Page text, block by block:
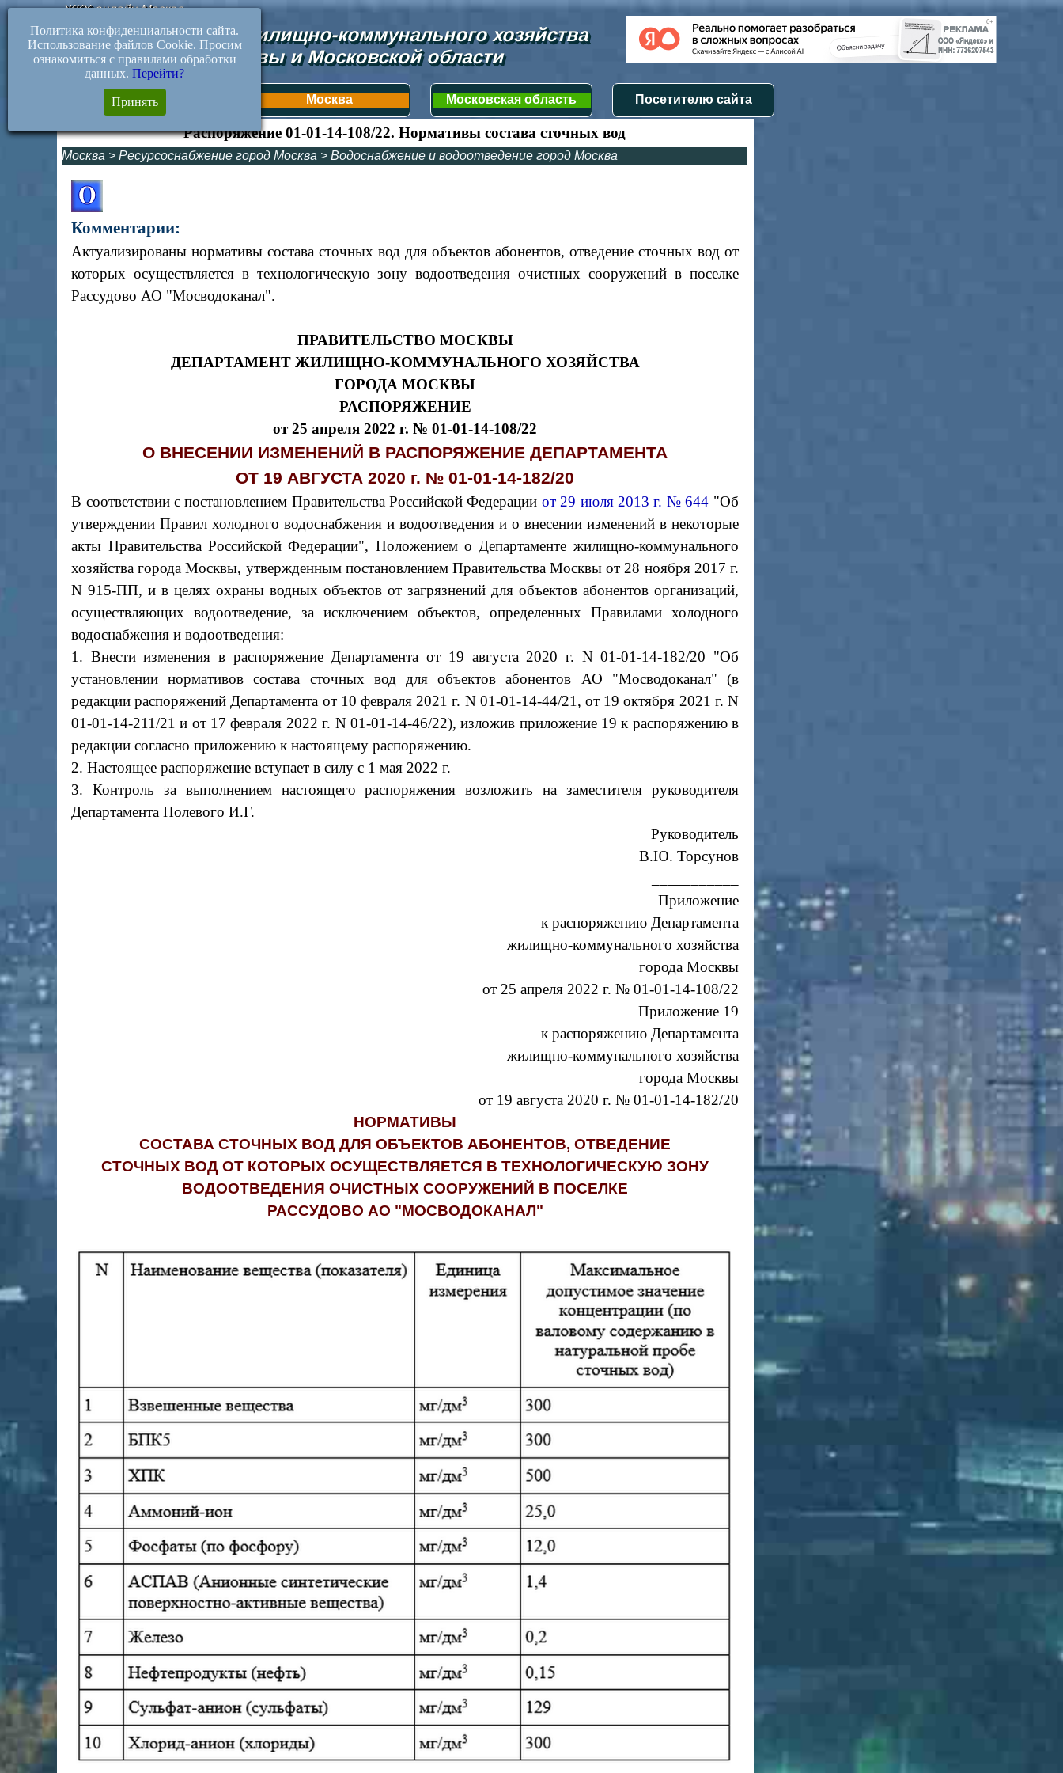
Первая Москва Московская область Посетителю сайта
Документы жилищно-коммунального хозяйства
Москвы и Московской области
ЖКХ-онлайн.Москва
Распоряжение 01-01-14-108/22. Нормативы состава сточных вод
Москва >Ресурсоснабжение город Москва >Водоснабжение и водоотведение город Москва
Комментарии:
Актуализированы нормативы состава сточных вод для объектов абонентов, отведение сточных вод от
которых осуществляется в технологическую зону водоотведения очистных сооружений в поселке
Рассудово АО "Мосводоканал".
ПРАВИТЕЛЬСТВО МОСКВЫ
ДЕПАРТАМЕНТ ЖИЛИЩНО-КОММУНАЛЬНОГО ХОЗЯЙСТВА
ГОРОДА МОСКВЫ
РАСПОРЯЖЕНИЕ
от 25 апреля 2022 г. № 01-01-14-108/22
О ВНЕСЕНИИ ИЗМЕНЕНИЙ В РАСПОРЯЖЕНИЕ ДЕПАРТАМЕНТА
ОТ 19 АВГУСТА 2020 г. № 01-01-14-182/20
В соответствии с постановлением Правительства Российской Федерации от 29 июля 2013 г. № 644 "Об
утверждении Правил холодного водоснабжения и водоотведения и о внесении изменений в некоторые
акты Правительства Российской Федерации", Положением о Департаменте жилищно-коммунального
хозяйства города Москвы, утвержденным постановлением Правительства Москвы от 28 ноября 2017 г.
N 915-ПП, и в целях охраны водных объектов от загрязнений для объектов абонентов организаций,
осуществляющих водоотведение, за исключением объектов, определенных Правилами холодного
водоснабжения и водоотведения:
1. Внести изменения в распоряжение Департамента от 19 августа 2020 г. N 01-01-14-182/20 "Об
установлении нормативов состава сточных вод для объектов абонентов АО "Мосводоканал" (в
редакции распоряжений Департамента от 10 февраля 2021 г. N 01-01-14-44/21, от 19 октября 2021 г. N
01-01-14-211/21 и от 17 февраля 2022 г. N 01-01-14-46/22), изложив приложение 19 к распоряжению в
редакции согласно приложению к настоящему распоряжению.
2. Настоящее распоряжение вступает в силу с 1 мая 2022 г.
3. Контроль за выполнением настоящего распоряжения возложить на заместителя руководителя
Департамента Полевого И.Г.
Руководитель
В.Ю. Торсунов
Приложение
к распоряжению Департамента
жилищно-коммунального хозяйства
города Москвы
от 25 апреля 2022 г. № 01-01-14-108/22
Приложение 19
к распоряжению Департамента
жилищно-коммунального хозяйства
города Москвы
от 19 августа 2020 г. № 01-01-14-182/20
НОРМАТИВЫ
СОСТАВА СТОЧНЫХ ВОД ДЛЯ ОБЪЕКТОВ АБОНЕНТОВ, ОТВЕДЕНИЕ
СТОЧНЫХ ВОД ОТ КОТОРЫХ ОСУЩЕСТВЛЯЕТСЯ В ТЕХНОЛОГИЧЕСКУЮ ЗОНУ
ВОДООТВЕДЕНИЯ ОЧИСТНЫХ СООРУЖЕНИЙ В ПОСЕЛКЕ
РАССУДОВО АО "МОСВОДОКАНАЛ"
Политика конфиденциальности сайта.
Использование файлов Cookie. Просим
ознакомиться с правилами обработки
данных. Перейти?
Принять